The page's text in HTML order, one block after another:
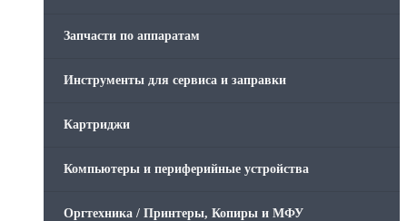
Запчасти по аппаратам
Инструменты для сервиса и заправки
Картриджи
Компьютеры и периферийные устройства
Оргтехника / Принтеры, Копиры и МФУ